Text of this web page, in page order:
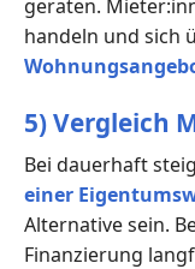
geraten.
handeln und sich
5) Vergleich
Bei dauerhaft
einer
Alternative sein.
Finanzierung